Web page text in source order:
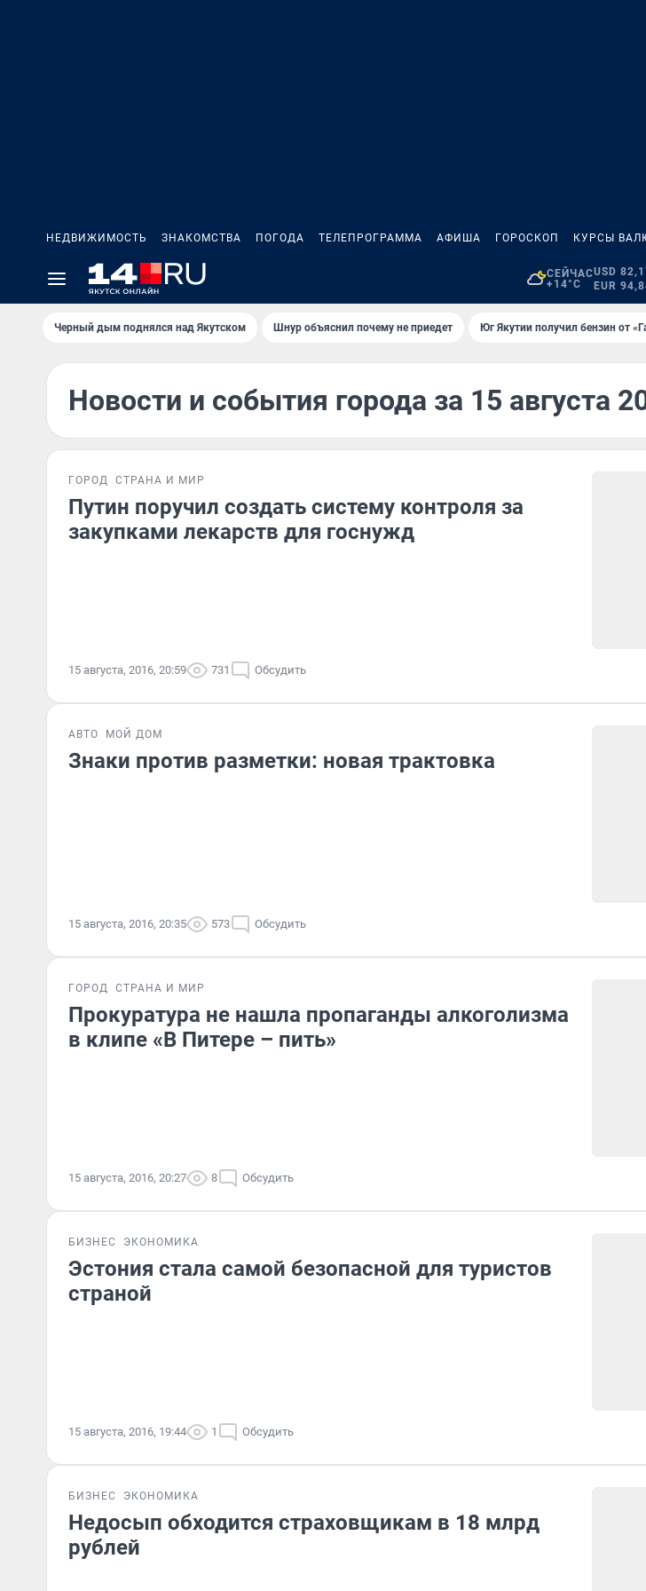
НЕДВИЖИМОСТЬ ЗНАКОМСТВА ПОГОДА ТЕЛЕПРОГРАММА АФИША ГОРОСКОП КУРСЫ
СЕЙЧАС
+14°C
USD
EUR
Черный дым поднялся над Якутском Шнур объяснил почему не приедет Юг Якутии получил бензин от
Новости и события города за 15 августа
ГОРОД СТРАНА И МИР
Путин поручил создать систему контроля за
закупками лекарств для госнужд
15 августа, 2016, 20:59 731 Обсудить
АВТО МОЙ ДОМ
Знаки против разметки: новая трактовка
15 августа, 2016, 20:35 573 Обсудить
ГОРОД СТРАНА И МИР
Прокуратура не нашла пропаганды алкоголизма
в клипе «В Питере – пить»
15 августа, 2016, 20:27 8 Обсудить
БИЗНЕС ЭКОНОМИКА
Эстония стала самой безопасной для туристов
страной
15 августа, 2016, 19:44 1 Обсудить
БИЗНЕС ЭКОНОМИКА
Недосып обходится страховщикам в 18 млрд
рублей